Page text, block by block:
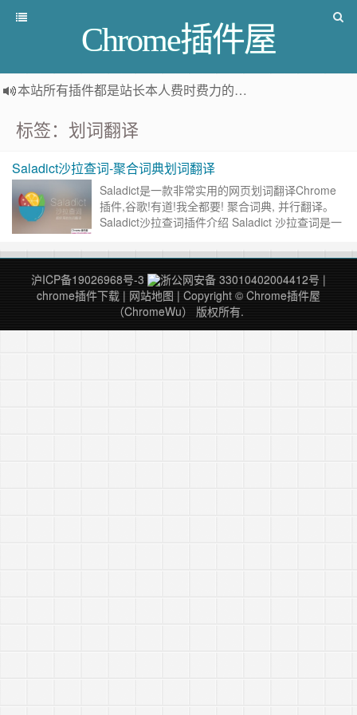
Chrome插件屋
本站所有插件都是站长本人费时费力的人工筛选推荐
标签：划词翻译
Saladict沙拉查词-聚合词典划词翻译
Saladict是一款非常实用的网页划词翻译Chrome
插件,谷歌!有道!我全都要! 聚合词典, 并行翻译。
Saladict沙拉查词插件介绍 Saladict 沙拉查词是一
沪ICP备19026968号-3 浙公网安备 33010402004412号 |
chrome插件下载 | 网站地图 | Copyright © Chrome插件屋
（ChromeWu） 版权所有.